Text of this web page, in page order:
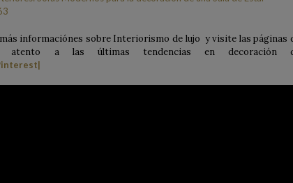
informaciónes sobre Interiorismo de lujo y visite las páginas
atento a las últimas tendencias en decoración
|